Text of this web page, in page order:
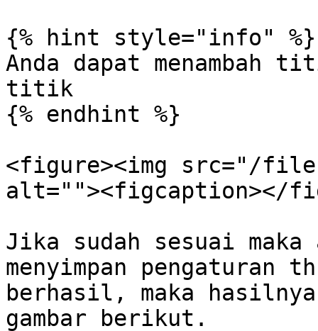
{% hint style="info" %}
Anda dapat menambah
titik
{% endhint %}
<figure><img src="/
alt=""><figcaption></
Jika sudah sesuai
menyimpan
berhasil, maka
gambar berikut.